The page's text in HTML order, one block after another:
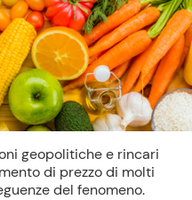
geopolitiche e rincari
di prezzo di molti
del fenomeno.